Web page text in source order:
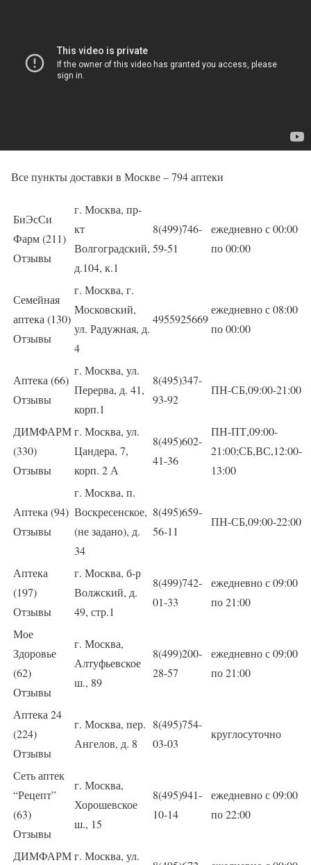
Все пункты доставки в Москве – 794 аптеки
БиЭсСи
Фарм (211)
Отзывы
г. Москва, пр-
кт
Волгоградский,
д.104, к.1
8(499)746-
59-51
ежедневно с 00:00
по 00:00
Семейная
аптека (130)
Отзывы
г. Москва, г.
Московский,
ул. Радужная, д.
4
4955925669
ежедневно с 08:00
по 00:00
Аптека (66)
Отзывы
г. Москва, ул.
Перерва, д. 41,
корп.1
8(495)347-
93-92
ПН-СБ,09:00-21:00
ДИМФАРМ
(330)
Отзывы
г. Москва, ул.
Цандера, 7,
корп. 2 А
8(495)602-
41-36
ПН-ПТ,09:00-
21:00;СБ,ВС,12:00-
13:00
Аптека (94)
Отзывы
г. Москва, п.
Воскресенское,
(не задано), д.
34
8(495)659-
56-11
ПН-СБ,09:00-22:00
Аптека
(197)
Отзывы
г. Москва, б-р
Волжский, д.
49, стр.1
8(499)742-
01-33
ежедневно с 09:00
по 21:00
Мое
Здоровье
(62)
Отзывы
г. Москва,
Алтуфьевское
ш., 89
8(499)200-
28-57
ежедневно с 09:00
по 21:00
Аптека 24
(224)
Отзывы
г. Москва, пер.
Ангелов, д. 8
8(495)754-
03-03
круглосуточно
Сеть аптек
“Рецепт”
(63)
Отзывы
г. Москва,
Хорошевское
ш., 15
8(495)941-
10-14
ежедневно с 09:00
по 22:00
ДИМФАРМг. Москва, ул.